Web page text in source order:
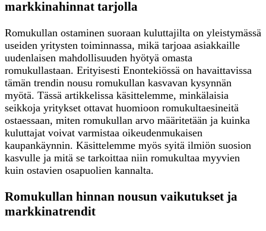
markkinahinnat tarjolla
Romukullan ostaminen suoraan kuluttajilta on yleistymässä
useiden yritysten toiminnassa, mikä tarjoaa asiakkaille
uudenlaisen mahdollisuuden hyötyä omasta
romukullastaan. Erityisesti Enontekiössä on havaittavissa
tämän trendin nousu romukullan kasvavan kysynnän
myötä. Tässä artikkelissa käsittelemme, minkälaisia
seikkoja yritykset ottavat huomioon romukultaesineitä
ostaessaan, miten romukullan arvo määritetään ja kuinka
kuluttajat voivat varmistaa oikeudenmukaisen
kaupankäynnin. Käsittelemme myös syitä ilmiön suosion
kasvulle ja mitä se tarkoittaa niin romukultaa myyvien
kuin ostavien osapuolien kannalta.
Romukullan hinnan nousun vaikutukset ja
markkinatrendit